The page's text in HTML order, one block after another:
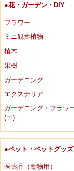
●花・ガーデン・DIY
フラワー
ミニ観葉植物
植木
果樹
ガーデニング
エクステリア
ガーデニング・フラワ
(⇒)
●ペット・ペットグッズ
医薬品（動物用）